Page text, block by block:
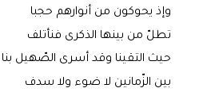
وإذ يحوكون من أنوارهم حجبا
تطلّ من بينها الذكرى فنأتلف
حيث التقينا وقد أسرى الصّهيل بنا
بين الزّمانين لا ضوء ولا سدف